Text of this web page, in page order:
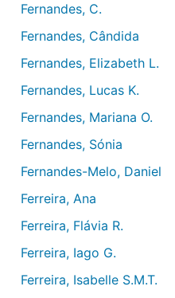
Fernandes, C.
Fernandes, Cândida
Fernandes, Elizabeth L.
Fernandes, Lucas K.
Fernandes, Mariana O.
Fernandes, Sónia
Fernandes-Melo, Daniel
Ferreira, Ana
Ferreira, Flávia R.
Ferreira, Iago G.
Ferreira, Isabelle S.M.T.